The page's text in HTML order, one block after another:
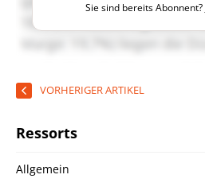
Sie sind bereits Abonnent?
VORHERIGER ARTIKEL
Ressorts
Allgemein